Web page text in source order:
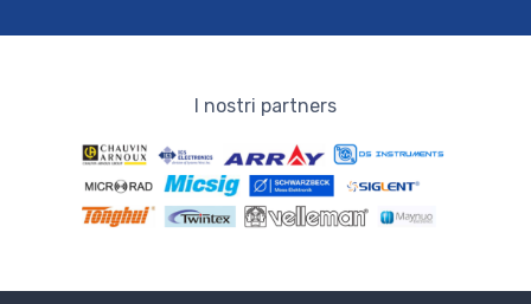
I nostri partners